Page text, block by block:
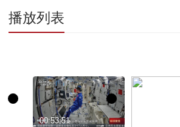
播放列表
00:53:51